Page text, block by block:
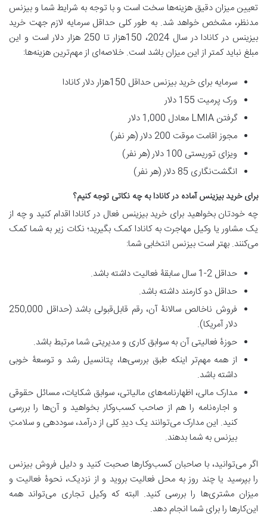
تعیین میزان دقیق هزینه‌ها سخت است و با توجه به شرایط شما و بیزنس
مدنظر، مشخص خواهد شد. به طور کلی حداقل سرمایه لازم جهت خرید
بیزینس در کانادا در سال 2024، 150هزار تا 250 هزار دلار است و این
مبلغ نباید کمتر از این میزان باشد است. خلاصه‌ای از مهم‌ترین هزینه‌ها:
سرمایه برای خرید بیزنس حداقل 150هزار دلار کانادا
ورک پرمیت 155 دلار
گرفتن LMIA معادل 1,000 دلار
مجوز اقامت موقت 200 دلار (هر نفر)
ویزای توریستی 100 دلار (هر نفر)
انگشت‌نگاری 85 دلار (هر نفر)
برای خرید بیزینس آماده در کانادا به چه نکاتی توجه کنیم؟
چه خودتان بخواهید برای خرید بیزینس فعال در کانادا اقدام کنید و چه از
یک مشاور یا وکیل مهاجرت به کانادا کمک بگیرید؛ نکات زیر به شما کمک
می‌کنند. بهتر است بیزنس انتخابی شما:
حداقل 2-1 سال سابقۀ فعالیت داشته باشد.
حداقل دو کارمند داشته باشد.
فروش ناخالص سالانۀ آن، رقم قابل‌قبولی باشد (حداقل 250,000
دلار آمریکا).
حوزۀ فعالیتی آن به سوابق کاری و مدیریتی شما مرتبط باشد.
از همه مهم‌تر اینکه طبق بررسی‌ها، پتانسیل رشد و توسعۀ خوبی
داشته باشد.
مدارک مالی، اظهارنامه‎‌‌های مالیاتی، سوابق شکایات، مسائل حقوقی
و اجاره‌نامه را هم از صاحب کسب‌وکار بخواهید و آن‌ها را بررسی
کنید. این مدارک می‌توانند یک دیدِ کلی از درآمد، سوددهی و سلامتِ
بیزنس به شما بدهند.
اگر می‌توانید، با صاحبان کسب‌وکارها صحبت کنید و دلیل فروش بیزنس
را بپرسید یا چند روز به محل فعالیت بروید و از نزدیک، نحوۀ فعالیت و
میزان مشتری‌ها را بررسی کنید. البته که وکیل تجاری می‌تواند همه
این‌کارها را برای شما انجام دهد.